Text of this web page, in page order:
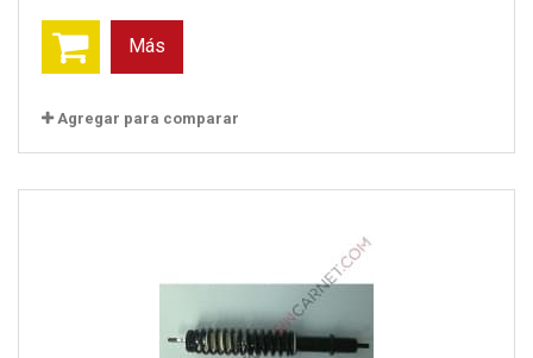
Más
Agregar para comparar